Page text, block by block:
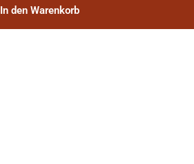
In den Warenkorb